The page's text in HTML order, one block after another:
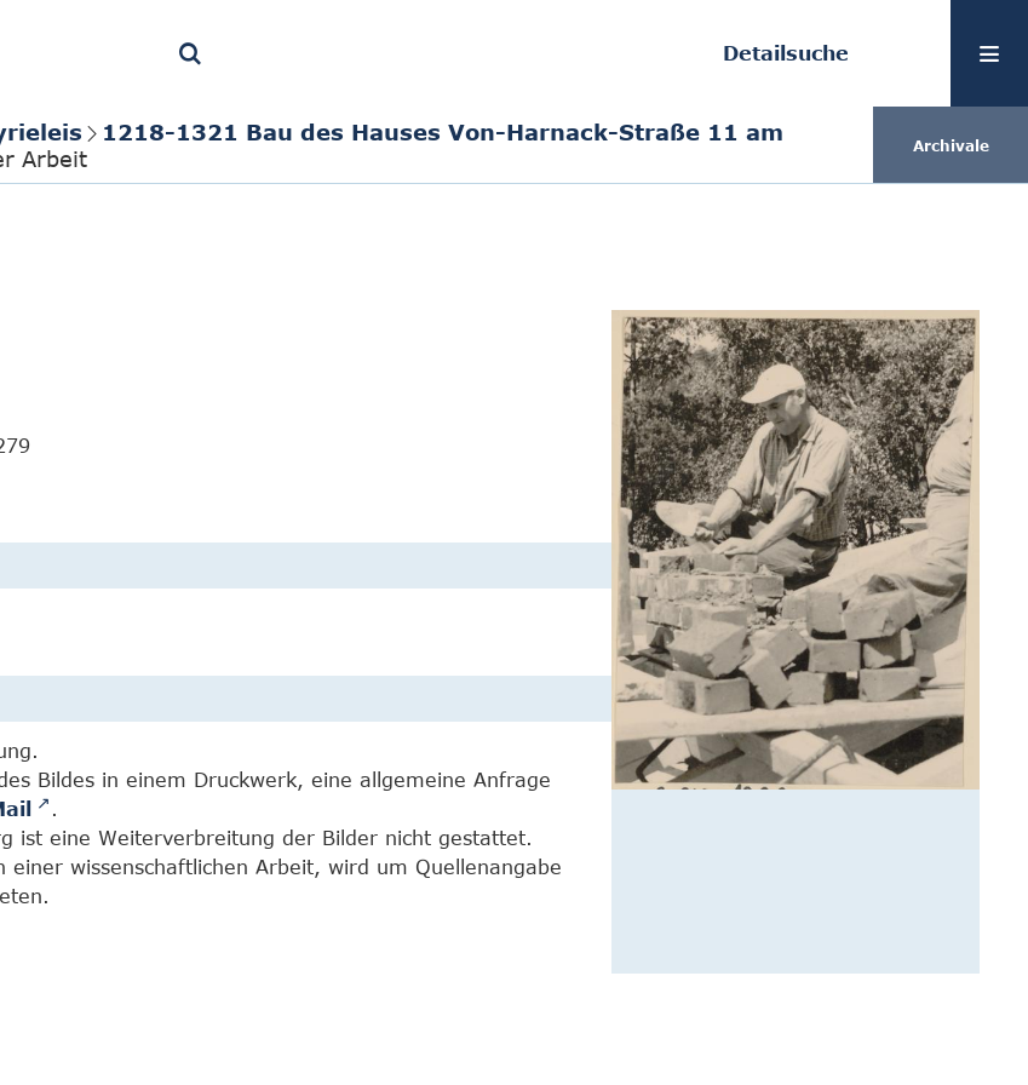
Detailsuche
1218-1321 Bau des Hauses Von-Harnack-Straße 11 am
Arbeit Archivale
Bildes in einem Druckwerk, eine allgemeine Anfrage
.
ist eine Weiterverbreitung der Bilder nicht gestattet.
wissenschaftlichen Arbeit, wird um Quellenangabe